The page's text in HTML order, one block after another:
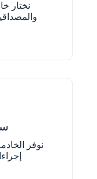
نختار
نوفر